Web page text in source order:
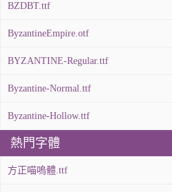
BZDBT.ttf
ByzantineEmpire.otf
BYZANTINE-Regular.ttf
Byzantine-Normal.ttf
Byzantine-Hollow.ttf
熱門字體
方正喵嗚體.ttf